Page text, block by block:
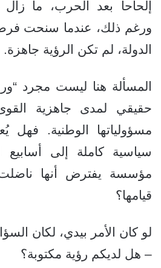
إلحاحاً بعد الحرب، ما
ورغم ذلك، عندما سنحت
الدولة، لم تكن الرؤية جاهزة.
المسألة هنا ليست مجرد
حقيقي لمدى جاهزية
مسؤولياتها الوطنية. فهل
سياسية كاملة إلى
مؤسسة يفترض أنها
قيامها؟
لو كان الأمر بيدي، لكان
– هل لديكم رؤية مكتوبة؟